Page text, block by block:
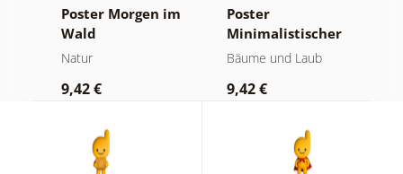
Poster Morgen im
Wald
Natur
9,42 €
Poster
Minimalistischer
Nadelbaum
Bäume und Laub
9,42 €